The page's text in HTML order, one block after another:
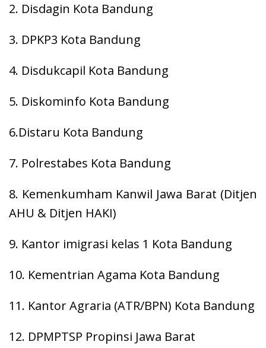
2. Disdagin Kota Bandung
3. DPKP3 Kota Bandung
4. Disdukcapil Kota Bandung
5. Diskominfo Kota Bandung
6.Distaru Kota Bandung
7. Polrestabes Kota Bandung
8. Kemenkumham Kanwil Jawa Barat (Ditjen
AHU & Ditjen HAKI)
9. Kantor imigrasi kelas 1 Kota Bandung
10. Kementrian Agama Kota Bandung
11. Kantor Agraria (ATR/BPN) Kota Bandung
12. DPMPTSP Propinsi Jawa Barat